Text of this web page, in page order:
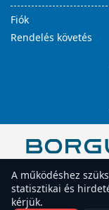
Fiók
Rendelés követés
A működéshez
statisztikai és
kérjük.